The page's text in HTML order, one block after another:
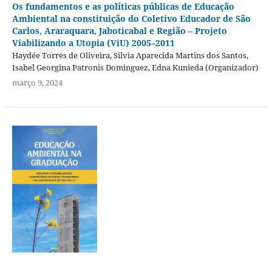
Os fundamentos e as políticas públicas de Educação
Ambiental na constituição do Coletivo Educador de São
Carlos, Araraquara, Jaboticabal e Região – Projeto
Viabilizando a Utopia (ViU) 2005–2011
Haydée Torres de Oliveira, Silvia Aparecida Martins dos Santos,
Isabel Georgina Patronis Dominguez, Edna Kunieda (Organizador)
março 9, 2024